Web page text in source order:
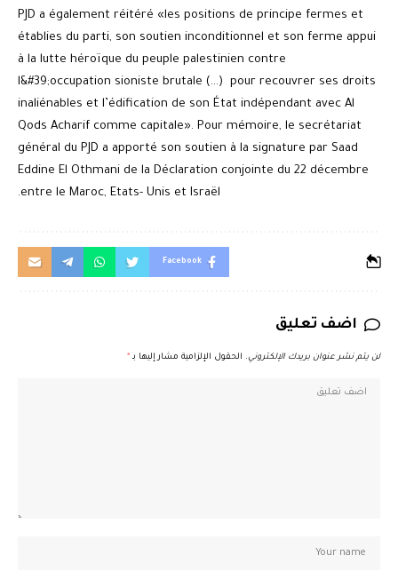
PJD a également réitéré «les positions de principe fermes et
établies du parti, son soutien inconditionnel et son ferme appui
à la lutte héroïque du peuple palestinien contre
l&#39;occupation sioniste brutale (…) pour recouvrer ses droits
inaliénables et l’édification de son État indépendant avec Al
Qods Acharif comme capitale». Pour mémoire, le secrétariat
général du PJD a apporté son soutien à la signature par Saad
Eddine El Othmani de la Déclaration conjointe du 22 décembre
entre le Maroc, Etats- Unis et Israël.
Facebook
اضف تعليق
لن يتم نشر عنوان بريدك الإلكتروني. الحقول الإلزامية مشار إليها بـ *